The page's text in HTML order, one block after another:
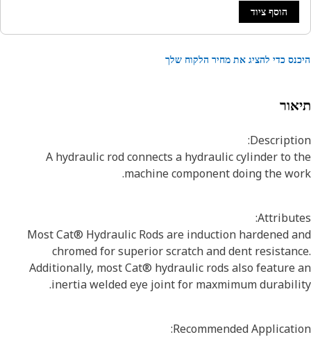
הוסף ציוד
כדי להציג את מחיר הלקוח שלך
A hydraulic rod connects a hydraulic cylinder to
machine component doing the
Most Cat® Hydraulic Rods are induction hardened
chromed for superior scratch and dent
Additionally, most Cat® hydraulic rods also feature
inertia welded eye joint for maxmimum
Recommended